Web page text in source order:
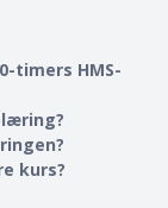
timers HMS-
kurs?